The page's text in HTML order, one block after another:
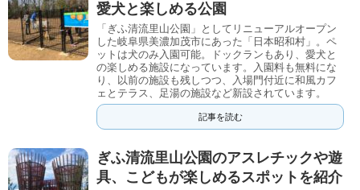
愛犬と楽しめる公園
「ぎふ清流里山公園」としてリニューアルオープン
した岐阜県美濃加茂市にあった「日本昭和村」。ペ
ットは犬のみ入園可能。ドックランもあり、愛犬と
の楽しめる施設になっています。入園料も無料にな
り、以前の施設も残しつつ、入場門付近に和風カフ
ェとテラス、足湯の施設など新設されています。
記事を読む
ぎふ清流里山公園のアスレチックや遊
具、こどもが楽しめるスポットを紹介